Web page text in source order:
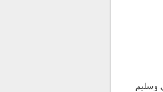
وسليم